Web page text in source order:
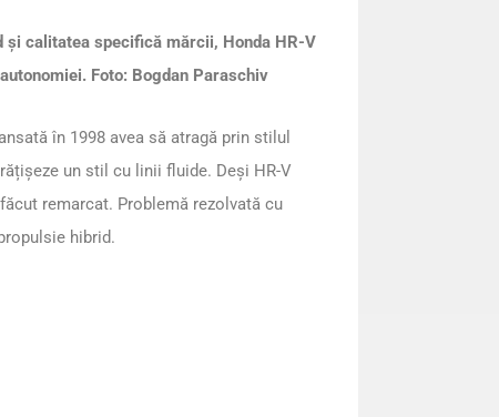
calitatea specifică mărcii, Honda HR-V
Foto: Bogdan Paraschiv
în 1998 avea să atragă prin stilul
un stil cu linii fluide. Deși HR-V
remarcat. Problemă rezolvată cu
hibrid.